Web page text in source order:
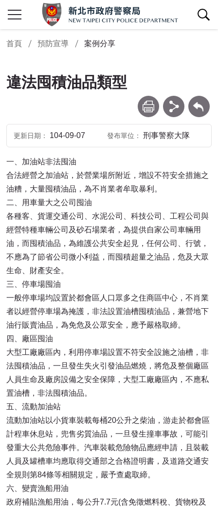
查詢區開關
首頁 預防宣導 案例分享
違法囤積油品類型
列印 分享 回上一頁
更新日期 104-09-07 發布單位 刑事警察大隊
一、加油站非法囤油
合法經營之加油站，於營業場所附近，增設不符安全措施之
油糟，大量囤積油品，為不肖業者牟取暴利。
二、用車量大之公司囤油
各種客、貨運交通公司、水泥公司、科技公司、工程公司與
經營特種車輛公司及砂石場業者，為提供自家公司車輛用
油，而囤積油品，為維護公共安全起見，任何公司、行號，
不應為了節省公司微小利益，而囤積超量之油品，危及大眾
生命、財產安全。
三、停車場囤油
一般停車場均設置於都會區人口眾多之住商區中心，不肖業
者以經營停車場為掩護，非法設置油槽囤積油品，兼營地下
油行販賣油品，為免危及公眾安全，應予嚴格取締。
四、廠區囤油
大型工廠廠區內，利用停車場設置不符安全設施之油槽，非
法囤積油品，一旦發生失火引發油品燃燒，將危及整個廠區
人員生命及廠房設備之安全保障，大型工廠廠區內，不應私
置油槽，非法囤積油品。
五、流動加油站
流動加油站以小貨車裝載每桶20公升之柴油，游走於都會區
計程車休息站，兜售劣質油品，一旦發生撞車事故，可能引
發重大公共危險事件。汽車裝載危險物品應經申請，且裝載
人員及罐槽車均應取得交通部之合格證明書，及道路交通安
全規則第84條等相關規定，嚴予查處取締。
六、變賣漁船用油
政府補貼漁船用油，每公升7.7元(含免徵燃料稅、貨物稅及